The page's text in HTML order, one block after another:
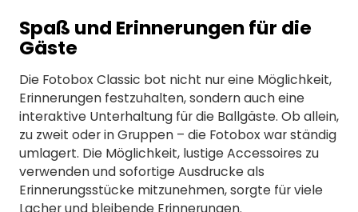
Spaß und Erinnerungen für die
Gäste
Die Fotobox Classic bot nicht nur eine Möglichkeit,
Erinnerungen festzuhalten, sondern auch eine
interaktive Unterhaltung für die Ballgäste. Ob allein,
zu zweit oder in Gruppen – die Fotobox war ständig
umlagert. Die Möglichkeit, lustige Accessoires zu
verwenden und sofortige Ausdrucke als
Erinnerungsstücke mitzunehmen, sorgte für viele